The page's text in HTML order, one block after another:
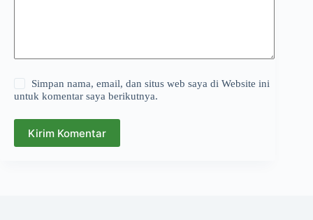
Simpan nama, email, dan situs web saya di Website ini
untuk komentar saya berikutnya.
Kirim Komentar